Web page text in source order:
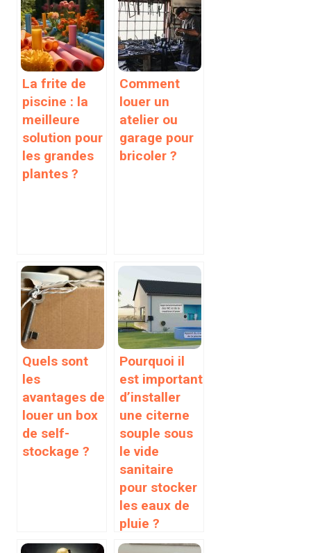
La frite de
piscine : la
meilleure
solution pour
les grandes
plantes ?
Comment
louer un
atelier ou
garage pour
bricoler ?
Quels sont
les
avantages de
louer un box
de self-
stockage ?
Pourquoi il
est important
d’installer
une citerne
souple sous
le vide
sanitaire
pour stocker
les eaux de
pluie ?